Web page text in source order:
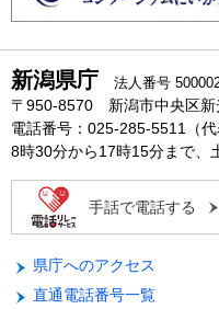
新潟県庁 法人番号
〒950-8570 新潟市中央区新
電話番号：025-285-5511（代
8時30分から17時15分まで、
手話で電話する
県庁へのアクセス
直通電話番号一覧